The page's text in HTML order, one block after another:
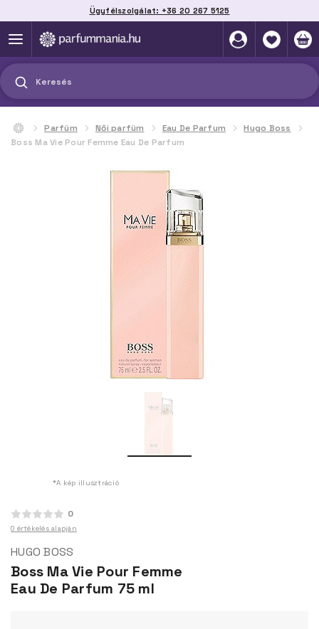
Ügyfélszolgálat: +36 20 267 5125
Keresés
Parfüm Női parfüm Eau De Parfum
Hugo Boss
Boss Ma Vie Pour Femme Eau De Parfum
*A kép illusztráció
0
0 értékelés alapján
HUGO BOSS
Boss Ma Vie Pour Femme
Eau De Parfum 75 ml